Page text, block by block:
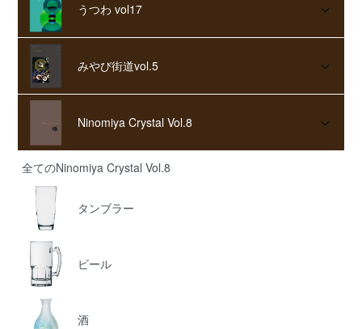
うつわ vol17
みやび街道vol.5
Ninomiya Crystal Vol.8
全てのNinomiya Crystal Vol.8
タンブラー
ビール
酒